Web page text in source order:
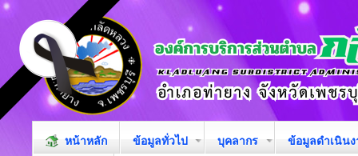
หน้าหลัก ข้อมูลทั่วไป บุคลากร ข้อมูลดำเนิน